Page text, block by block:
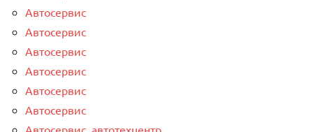
Автосервис
Автосервис
Автосервис
Автосервис
Автосервис
Автосервис
Автосервис, автотехцентр